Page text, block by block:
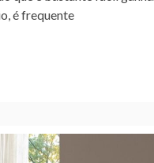
é frequente